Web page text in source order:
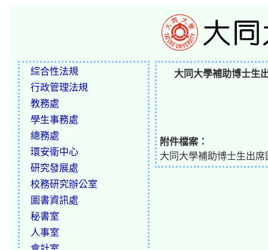
綜合性法規
行政管理法規
教務處
學生事務處
總務處
環安衛中心
研究發展處
校務研究辦公室
圖書資訊處
秘書室
人事室
大同大學補助博士生
附件檔案：
大同大學補助博士生出